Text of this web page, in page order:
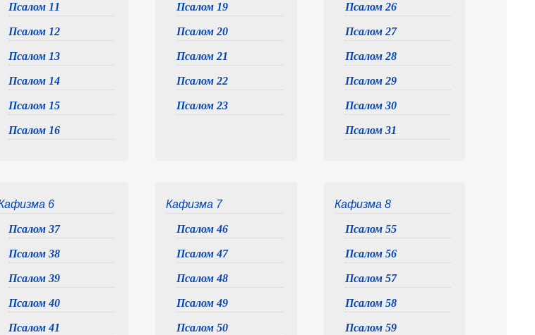
Псалом 11
Псалом 12
Псалом 13
Псалом 14
Псалом 15
Псалом 16
Псалом 19
Псалом 20
Псалом 21
Псалом 22
Псалом 23
Псалом 26
Псалом 27
Псалом 28
Псалом 29
Псалом 30
Псалом 31
6
Псалом 37
Псалом 38
Псалом 39
Псалом 40
Псалом 41
Кафизма 7
Псалом 46
Псалом 47
Псалом 48
Псалом 49
Псалом 50
Кафизма 8
Псалом 55
Псалом 56
Псалом 57
Псалом 58
Псалом 59